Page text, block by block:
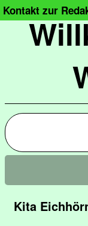
Kontakt zur
Kita